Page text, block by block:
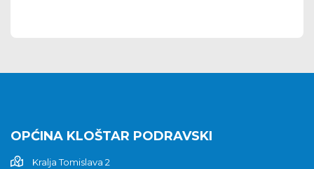
OPĆINA KLOŠTAR PODRAVSKI
Kralja Tomislava 2